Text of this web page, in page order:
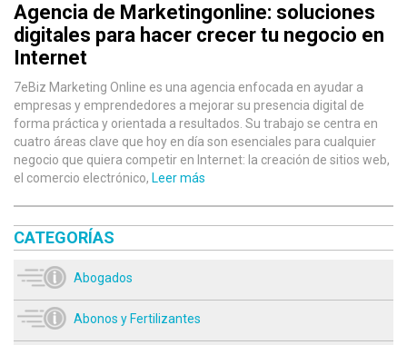
Agencia de Marketingonline: soluciones
digitales para hacer crecer tu negocio en
Internet
7eBiz Marketing Online es una agencia enfocada en ayudar a
empresas y emprendedores a mejorar su presencia digital de
forma práctica y orientada a resultados. Su trabajo se centra en
cuatro áreas clave que hoy en día son esenciales para cualquier
negocio que quiera competir en Internet: la creación de sitios web,
el comercio electrónico, Leer más
CATEGORÍAS
Abogados
Abonos y Fertilizantes